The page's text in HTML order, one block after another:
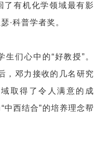
了有机化学领域最有影
·科普学者奖。
们心中的“好教授”。
，邓力接收的几名研究
取得了令人满意的成
中西结合”的培养理念帮